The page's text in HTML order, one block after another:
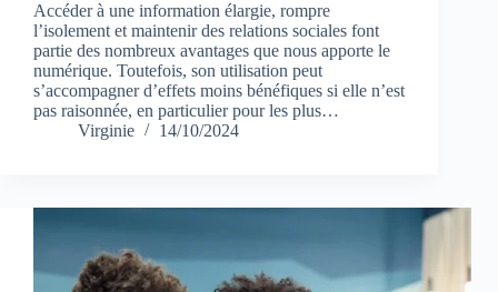
Accéder à une information élargie, rompre
l’isolement et maintenir des relations sociales font
partie des nombreux avantages que nous apporte le
numérique. Toutefois, son utilisation peut
s’accompagner d’effets moins bénéfiques si elle n’est
pas raisonnée, en particulier pour les plus…
Virginie
14/10/2024